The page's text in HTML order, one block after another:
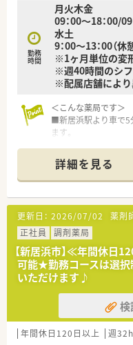
勤務
時間
月火木金
09：00～18：00/09
水土
9：00～13：00（休
※1ヶ月単位の変
※週40時間のシ
※配属店舗によ
＜こんな薬局です＞
■新居浜駅より車で5
ます。
ど大変充実しています。
■ビル1Fのテナント
舗です。
■東予エリアには他
す。
お休みが発生した際
す。
■薬剤師常時1～2名
■配属先については
す。
当店舗ではなく近隣
す。
＜設備も充実＞
■全店にバーコード
詳細を見る
更新日： 2026/07/02 薬剤
正社員
調剤薬局
【新居浜市】≪年間休日
可能★勤務コースは選択
いただけます♪
検
年間休日120日以上 週